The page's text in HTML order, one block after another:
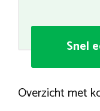
Snel
Overzicht met